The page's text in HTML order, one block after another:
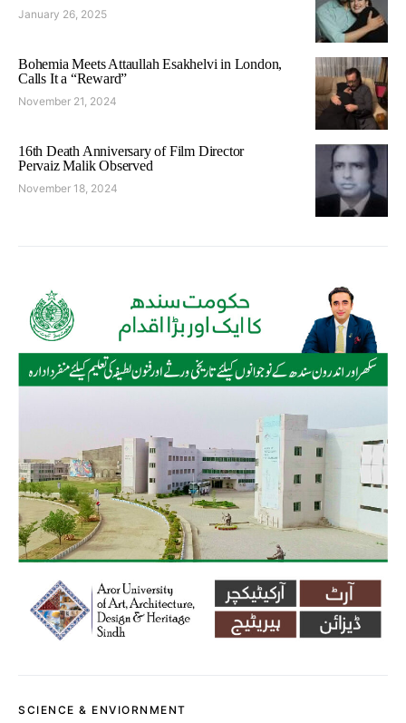
January 26, 2025
Bohemia Meets Attaullah Esakhelvi in London,
Calls It a “Reward”
November 21, 2024
16th Death Anniversary of Film Director
Pervaiz Malik Observed
November 18, 2024
SCIENCE & ENVIORNMENT